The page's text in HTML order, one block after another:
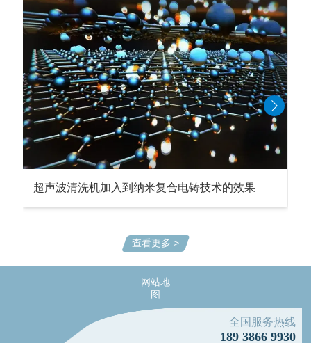
超声波清洗机加入到纳米复合电铸技术的效果
查看更多 >
网站地
图
全国服务热线
189 3866 9930